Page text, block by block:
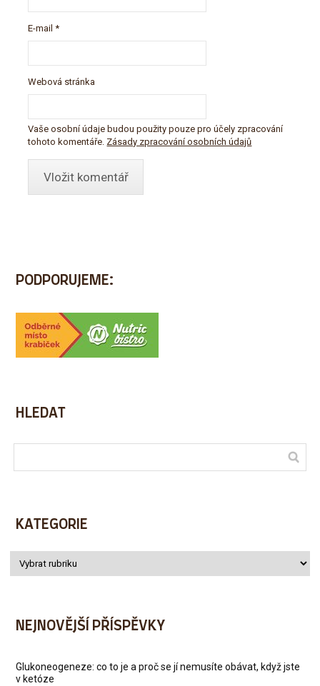
E-mail*
Webová stránka
Vaše osobní údaje budou použity pouze pro účely zpracování
tohoto komentáře. Zásady zpracování osobních údajů
PODPORUJEME:
HLEDAT
KATEGORIE
NEJNOVĚJŠÍ PŘÍSPĚVKY
Glukoneogeneze: co to je a proč se jí nemusíte obávat, když jste
v ketóze